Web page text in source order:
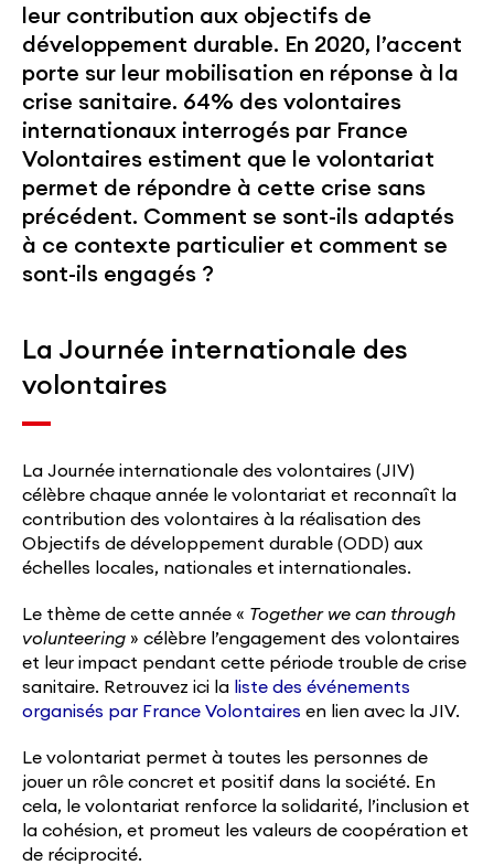
leur contribution aux objectifs de
développement durable. En 2020, l’accent
porte sur leur mobilisation en réponse à la
crise sanitaire. 64% des volontaires
internationaux interrogés par France
Volontaires estiment que le volontariat
permet de répondre à cette crise sans
précédent. Comment se sont-ils adaptés
à ce contexte particulier et comment se
sont-ils engagés ?
La Journée internationale des
volontaires
La Journée internationale des volontaires (JIV)
célèbre chaque année le volontariat et reconnaît la
contribution des volontaires à la réalisation des
Objectifs de développement durable (ODD) aux
échelles locales, nationales et internationales.
Le thème de cette année « Together we can through
volunteering » célèbre l’engagement des volontaires
et leur impact pendant cette période trouble de crise
sanitaire. Retrouvez ici la liste des événements
organisés par France Volontaires en lien avec la JIV.
Le volontariat permet à toutes les personnes de
jouer un rôle concret et positif dans la société. En
cela, le volontariat renforce la solidarité, l’inclusion et
la cohésion, et promeut les valeurs de coopération et
de réciprocité.